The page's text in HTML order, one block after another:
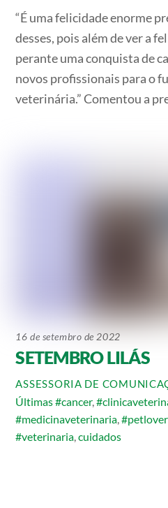
“É uma felicidade enorme
desses, pois além de ver a
perante uma conquista de
novos profissionais para o
veterinária.” Comentou a
16 de setembro de 2022
SETEMBRO LILÁS
ASSESSORIA DE
Últimas#cancer,
#medicinaveterinaria,
#veterinaria,cuidados